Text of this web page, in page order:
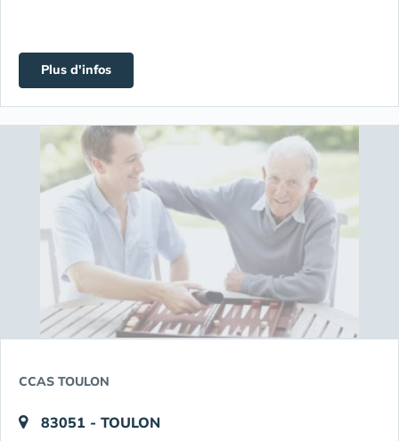
Plus d'infos
CCAS TOULON
83051 - TOULON